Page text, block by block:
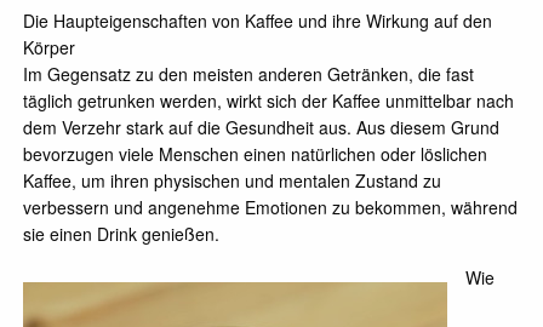
Die Haupteigenschaften von Kaffee und ihre Wirkung auf den
Körper
Im Gegensatz zu den meisten anderen Getränken, die fast
täglich getrunken werden, wirkt sich der Kaffee unmittelbar nach
dem Verzehr stark auf die Gesundheit aus. Aus diesem Grund
bevorzugen viele Menschen einen natürlichen oder löslichen
Kaffee, um ihren physischen und mentalen Zustand zu
verbessern und angenehme Emotionen zu bekommen, während
sie einen Drink genießen.
Wie